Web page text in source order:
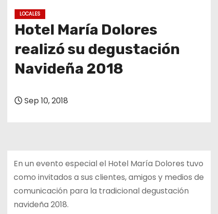
LOCALES
Hotel María Dolores
realizó su degustación
Navideña 2018
Sep 10, 2018
En un evento especial el Hotel María Dolores tuvo
como invitados a sus clientes, amigos y medios de
comunicación para la tradicional degustación
navideña 2018.